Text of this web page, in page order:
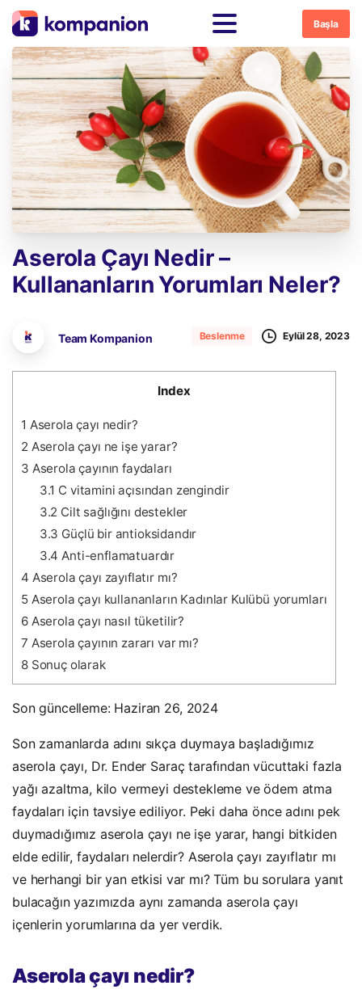
Başla
Aserola Çayı Nedir–
KullananlarınYorumları Neler?
Team Kompanion Beslenme Eylül 28, 2023
Index
1 Aserola çayı nedir?
2 Aserola çayı ne işe yarar?
3 Aserola çayının faydaları
3.1 C vitamini açısından zengindir
3.2 Cilt sağlığını destekler
3.3 Güçlü bir antioksidandır
3.4 Anti-enflamatuardır
4 Aserola çayı zayıflatır mı?
5Aserola çayı kullananların Kadınlar Kulübü yorumları
6Aserola çayı nasıl tüketilir?
7 Aserola çayının zararı var mı?
8Sonuç olarak
Son güncelleme: Haziran 26, 2024
Son zamanlarda adını sıkça duymaya başladığımız
aserola çayı, Dr. Ender Saraç tarafından vücuttaki fazla
yağı azaltma, kilo vermeyi destekleme ve ödem atma
faydaları için tavsiye ediliyor. Peki daha önce adını pek
duymadığımız aserola çayı ne işe yarar, hangi bitkiden
elde edilir, faydaları nelerdir? Aserola çayı zayıflatır mı
ve herhangi bir yan etkisi var mı? Tüm bu sorulara yanıt
bulacağın yazımızda aynı zamanda aserola çayı
içenlerin yorumlarına da yer verdik.
Aserola çayı nedir?